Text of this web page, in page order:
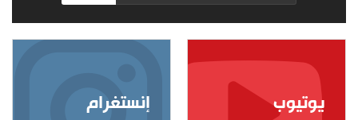
إنستغرام يوتيوب